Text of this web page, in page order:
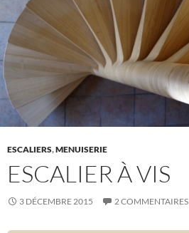
ESCALIERS,MENUISERIE
ESCALIER À VIS
3 DÉCEMBRE 2015 2 COMMENTAIRES